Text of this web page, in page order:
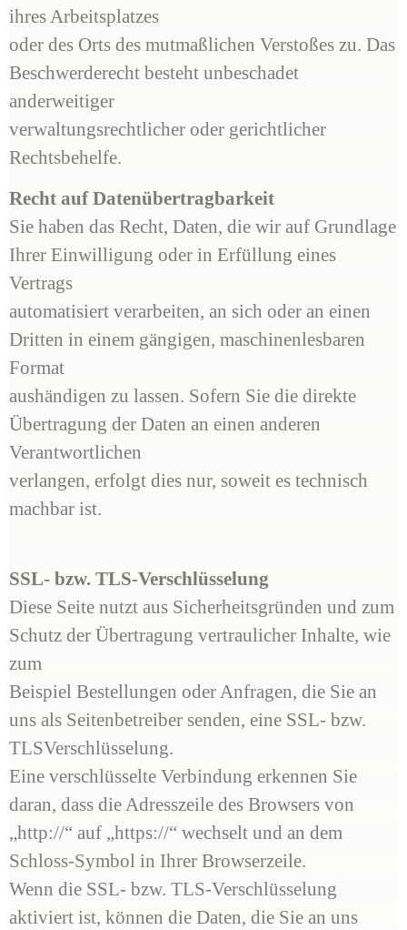
ihres Arbeitsplatzes
oder des Orts des mutmaßlichen Verstoßes zu. Das
Beschwerderecht besteht unbeschadet
anderweitiger
verwaltungsrechtlicher oder gerichtlicher
Rechtsbehelfe.
Recht auf Datenübertragbarkeit
Sie haben das Recht, Daten, die wir auf Grundlage
Ihrer Einwilligung oder in Erfüllung eines
Vertrags
automatisiert verarbeiten, an sich oder an einen
Dritten in einem gängigen, maschinenlesbaren
Format
aushändigen zu lassen. Sofern Sie die direkte
Übertragung der Daten an einen anderen
Verantwortlichen
verlangen, erfolgt dies nur, soweit es technisch
machbar ist.
SSL- bzw. TLS-Verschlüsselung
Diese Seite nutzt aus Sicherheitsgründen und zum
Schutz der Übertragung vertraulicher Inhalte, wie
zum
Beispiel Bestellungen oder Anfragen, die Sie an
uns als Seitenbetreiber senden, eine SSL- bzw.
TLSVerschlüsselung.
Eine verschlüsselte Verbindung erkennen Sie
daran, dass die Adresszeile des Browsers von
„http://“ auf „https://“ wechselt und an dem
Schloss-Symbol in Ihrer Browserzeile.
Wenn die SSL- bzw. TLS-Verschlüsselung
aktiviert ist, können die Daten, die Sie an uns